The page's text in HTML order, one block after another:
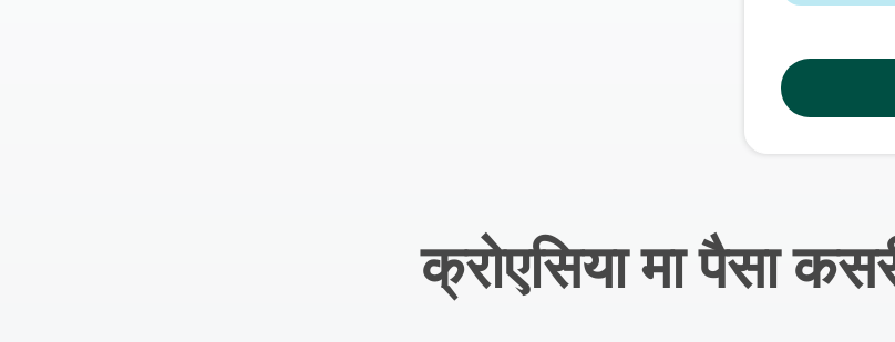
क्रोएसिया मा पैसा